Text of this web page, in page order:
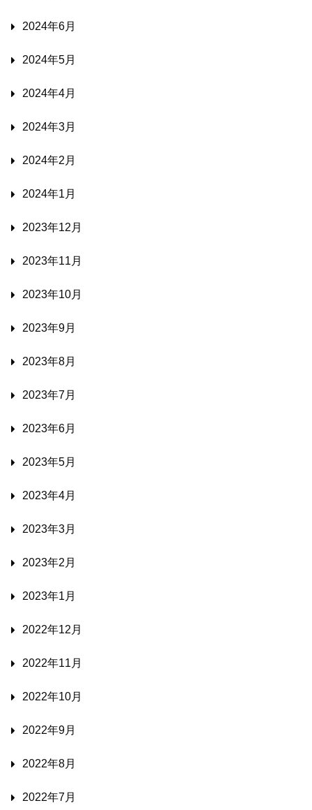
2024年6月
2024年5月
2024年4月
2024年3月
2024年2月
2024年1月
2023年12月
2023年11月
2023年10月
2023年9月
2023年8月
2023年7月
2023年6月
2023年5月
2023年4月
2023年3月
2023年2月
2023年1月
2022年12月
2022年11月
2022年10月
2022年9月
2022年8月
2022年7月